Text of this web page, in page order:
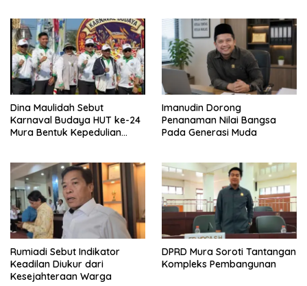
Dina Maulidah Sebut
Karnaval Budaya HUT ke-24
Mura Bentuk Kepedulian
Imanudin Dorong
Penanaman Nilai Bangsa
Pada Generasi Muda
Rumiadi Sebut Indikator
Keadilan Diukur dari
Kesejahteraan Warga
DPRD Mura Soroti Tantangan
Kompleks Pembangunan